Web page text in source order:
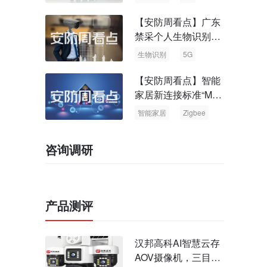
【安防周看点】广东
禁采个人生物识别信
息 中国5G基站占全
生物识别 5G
【安防周看点】智能
家居新连接标准“Matt
er” Zigbee联盟更名
智能家居 Zigbee
咨询调研
产品测评
汉邦高科AI智慧云存
AOV摄像机，三目太